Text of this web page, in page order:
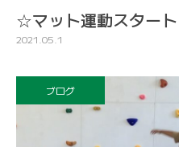
☆マット運動スター
2021.05.1
ブログ